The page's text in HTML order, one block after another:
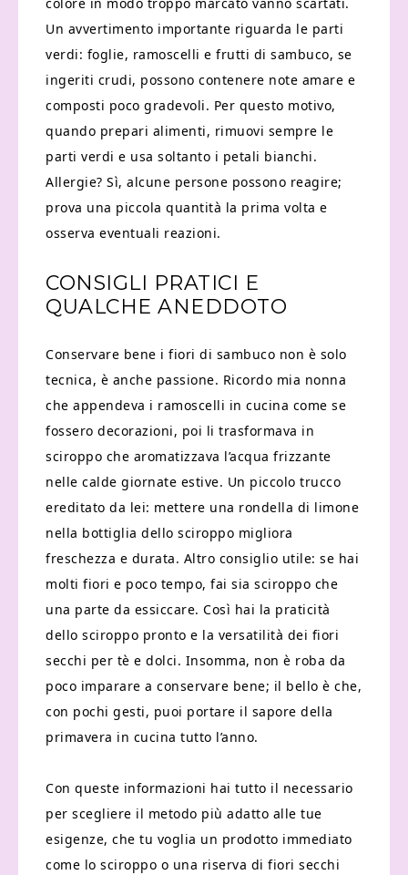
Un avvertimento importante riguarda le parti
verdi: foglie, ramoscelli e frutti di sambuco, se
ingeriti crudi, possono contenere note amare e
composti poco gradevoli. Per questo motivo,
quando prepari alimenti, rimuovi sempre le
parti verdi e usa soltanto i petali bianchi.
Allergie? Sì, alcune persone possono reagire;
prova una piccola quantità la prima volta e
osserva eventuali reazioni.
CONSIGLI PRATICI E
QUALCHE ANEDDOTO
Conservare bene i fiori di sambuco non è solo
tecnica, è anche passione. Ricordo mia nonna
che appendeva i ramoscelli in cucina come se
fossero decorazioni, poi li trasformava in
sciroppo che aromatizzava l’acqua frizzante
nelle calde giornate estive. Un piccolo trucco
ereditato da lei: mettere una rondella di limone
nella bottiglia dello sciroppo migliora
freschezza e durata. Altro consiglio utile: se hai
molti fiori e poco tempo, fai sia sciroppo che
una parte da essiccare. Così hai la praticità
dello sciroppo pronto e la versatilità dei fiori
secchi per tè e dolci. Insomma, non è roba da
poco imparare a conservare bene; il bello è che,
con pochi gesti, puoi portare il sapore della
primavera in cucina tutto l’anno.
Con queste informazioni hai tutto il necessario
per scegliere il metodo più adatto alle tue
esigenze, che tu voglia un prodotto immediato
come lo sciroppo o una riserva di fiori secchi